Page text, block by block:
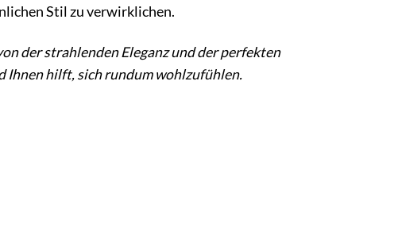
Stil zu verwirklichen.
der strahlenden Eleganz und der perfekten
Ihnen hilft, sich rundum wohlzufühlen.